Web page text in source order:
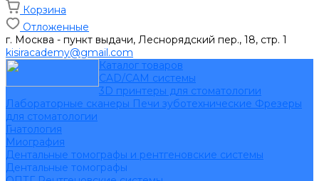
Корзина
Отложенные
г. Москва - пункт выдачи, Леснорядский пер., 18, стр. 1
kisiracademy@gmail.com
Каталог товаров
CAD/CAM системы
3D принтеры для стоматологии
Лабораторные сканеры Печи зуботехнические Фрезеры
для стоматологии
Гнатология
Миография
Дентальные томографы и рентгеновские системы
Дентальные томографы